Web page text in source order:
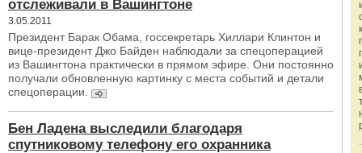
отслеживали в Вашингтоне
3.05.2011
Президент Барак Обама, госсекретарь Хиллари Клинтон и
вице-президент Джо Байден наблюдали за спецоперацией
из Вашингтона практически в прямом эфире. Они постоянно
получали обновленную картинку с места событий и детали
спецоперации.
Бен Ладена выследили благодаря
спутниковому телефону его охранника